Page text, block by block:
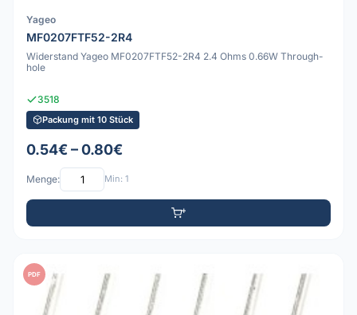
Yageo
MF0207FTF52-2R4
Widerstand Yageo MF0207FTF52-2R4 2.4 Ohms 0.66W Through-
hole
3518
Packung mit 10 Stück
0.54€ – 0.80€
Menge: Min: 1
PDF